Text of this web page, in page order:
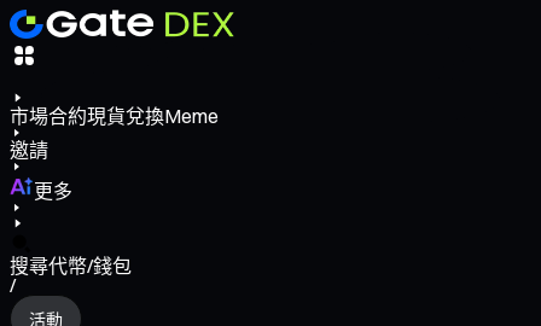
市場合約現貨兌換Meme
邀請
更多
搜尋代幣/錢包
/
活動